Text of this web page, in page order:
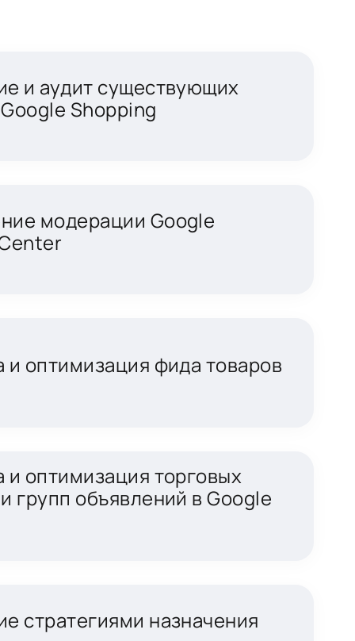
и аудит существующих
Shopping
модерации Google
и оптимизация фида товаров
и оптимизация торговых
групп объявлений в Google
стратегиями назначения